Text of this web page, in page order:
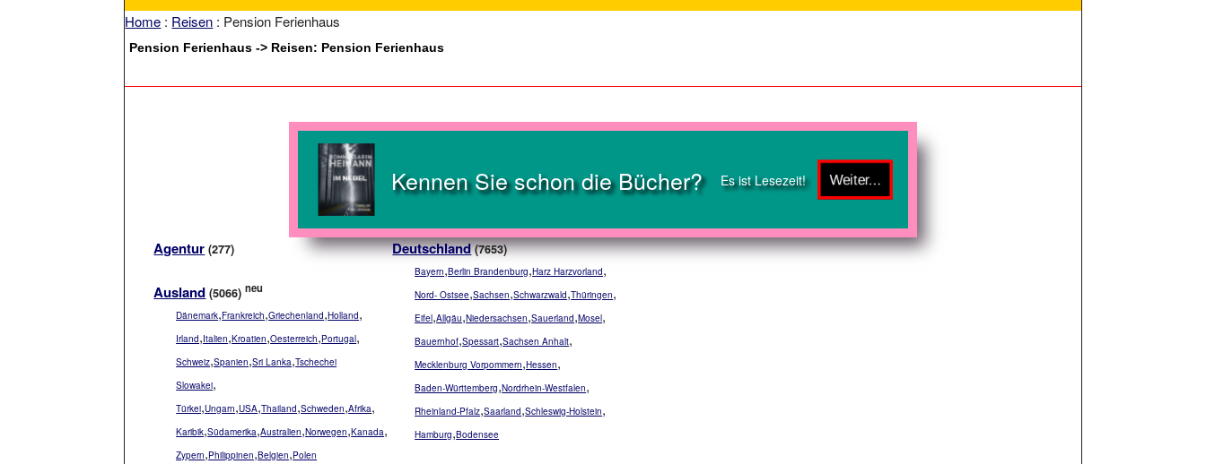
Home : Reisen : Pension Ferienhaus
Pension Ferienhaus -> Reisen: Pension Ferienhaus
Kennen Sie schon die Bücher? Es ist Lesezeit!
Agentur (277)
Ausland (5066) neu
Dänemark,Frankreich,Griechenland,Holland,
Irland,Italien,Kroatien,Oesterreich,Portugal,
Schweiz,Spanien,Sri Lanka,Tschechei
Slowakei,
Türkei,Ungarn,USA,Thailand,Schweden,Afrika,
Karibik,Südamerika,Australien,Norwegen,Kanada,
Zypern,Philippinen,Belgien,Polen
Deutschland (7653)
Bayern,Berlin Brandenburg,Harz Harzvorland,
Nord- Ostsee,Sachsen,Schwarzwald,Thüringen,
Eifel,Allgäu,Niedersachsen,Sauerland,Mosel,
Bauernhof,Spessart,Sachsen Anhalt,
Mecklenburg Vorpommern,Hessen,
Baden-Württemberg,Nordrhein-Westfalen,
Rheinland-Pfalz,Saarland,Schleswig-Holstein,
Hamburg,Bodensee